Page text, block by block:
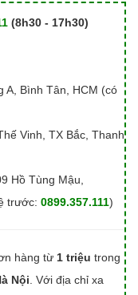
(8h30 - 17h30)
A, Bình Tân, HCM (có
Vinh, TX Bắc, Thanh
Hồ Tùng Mậu,
trước: 0899.357.111)
hàng từ 1 triệu trong
Nội. Với địa chỉ xa